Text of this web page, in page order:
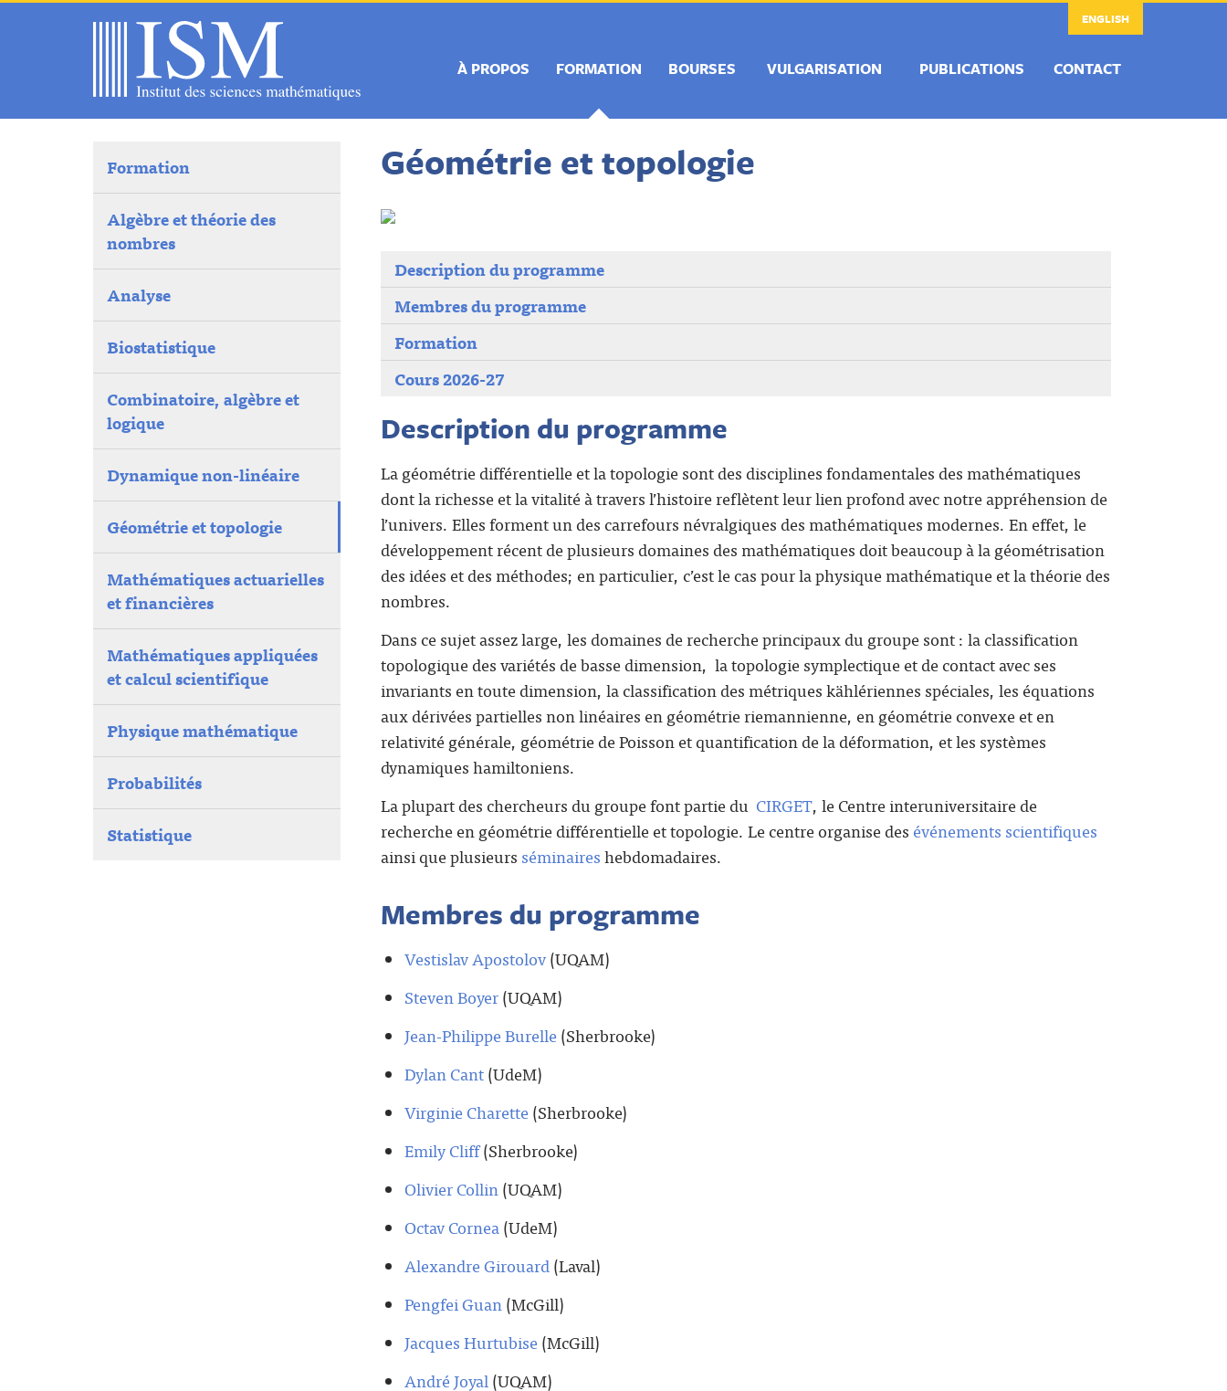
ENGLISH
À PROPOS FORMATION BOURSES VULGARISATION PUBLICATIONS CONTACT
Formation
Algèbre et théorie des
nombres
Analyse
Biostatistique
Combinatoire, algèbre et
logique
Dynamique non-linéaire
Géométrie et topologie
Mathématiques actuarielles
et financières
Mathématiques appliquées
et calcul scientifique
Physique mathématique
Probabilités
Statistique
Géométrie et topologie
Description du programme
Membres du programme
Formation
Cours 2026-27
Description du programme
La géométrie différentielle et la topologie sont des disciplines fondamentales des mathématiques
dont la richesse et la vitalité à travers l’histoire reflètent leur lien profond avec notre appréhension de
l’univers. Elles forment un des carrefours névralgiques des mathématiques modernes. En effet, le
développement récent de plusieurs domaines des mathématiques doit beaucoup à la géométrisation
des idées et des méthodes; en particulier, c’est le cas pour la physique mathématique et la théorie des
nombres.
Dans ce sujet assez large, les domaines de recherche principaux du groupe sont : la classification
topologique des variétés de basse dimension, la topologie symplectique et de contact avec ses
invariants en toute dimension, la classification des métriques kählériennes spéciales, les équations
aux dérivées partielles non linéaires en géométrie riemannienne, en géométrie convexe et en
relativité générale, géométrie de Poisson et quantification de la déformation, et les systèmes
dynamiques hamiltoniens.
La plupart des chercheurs du groupe font partie du CIRGET, le Centre interuniversitaire de
recherche en géométrie différentielle et topologie. Le centre organise des événements scientifiques
ainsi que plusieurs séminaireshebdomadaires.
Membres du programme
Vestislav Apostolov(UQAM)
Steven Boyer(UQAM)
Jean-Philippe Burelle (Sherbrooke)
Dylan Cant(UdeM)
Virginie Charette (Sherbrooke)
Emily Cliff(Sherbrooke)
Olivier Collin(UQAM)
Octav Cornea(UdeM)
Alexandre Girouard(Laval)
Pengfei Guan(McGill)
Jacques Hurtubise (McGill)
André Joyal(UQAM)